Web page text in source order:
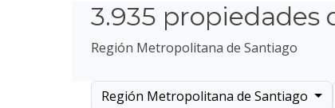
3.935 propiedades
Región Metropolitana de Santiago
Región Metropolitana de Santiago